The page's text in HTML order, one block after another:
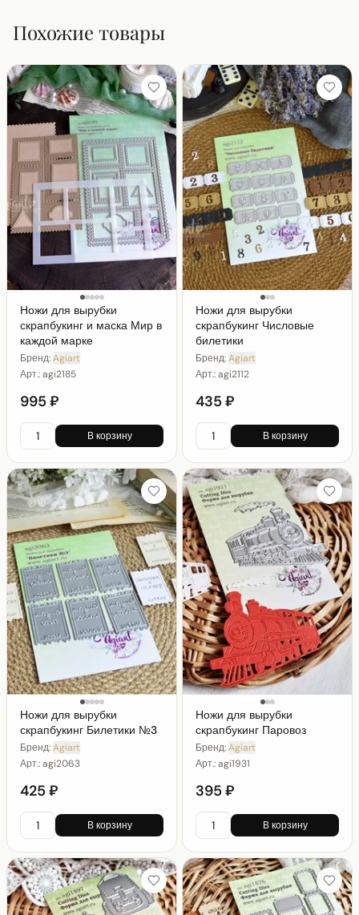
Похожие товары
Ножи для вырубки
скрапбукинг и маска Мир в
каждой марке
Бренд:Agiart
Арт.:agi2185
995 ₽
В корзину
Ножи для вырубки
скрапбукинг Числовые
билетики
Бренд:Agiart
Арт.:agi2112
435 ₽
В корзину
Ножи для вырубки
скрапбукинг Билетики №3
Бренд:Agiart
Арт.:agi2063
425 ₽
В корзину
Ножи для вырубки
скрапбукинг Паровоз
Бренд:Agiart
Арт.:agi1931
395 ₽
В корзину